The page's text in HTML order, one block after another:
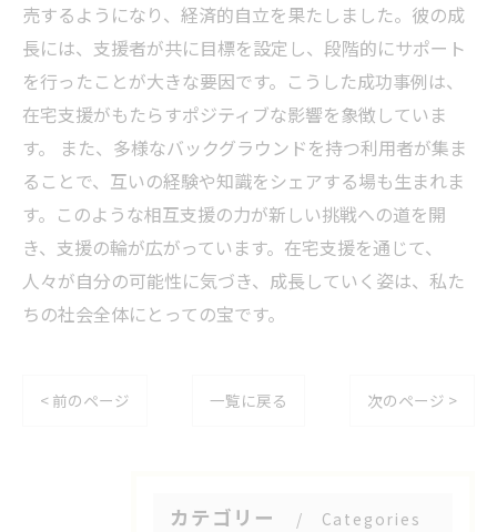
売するようになり、経済的自立を果たしました。彼の成
長には、支援者が共に目標を設定し、段階的にサポート
を行ったことが大きな要因です。こうした成功事例は、
在宅支援がもたらすポジティブな影響を象徴していま
す。 また、多様なバックグラウンドを持つ利用者が集ま
ることで、互いの経験や知識をシェアする場も生まれま
す。このような相互支援の力が新しい挑戦への道を開
き、支援の輪が広がっています。在宅支援を通じて、
人々が自分の可能性に気づき、成長していく姿は、私た
ちの社会全体にとっての宝です。
< 前のページ 一覧に戻る 次のページ >
カテゴリー Categories